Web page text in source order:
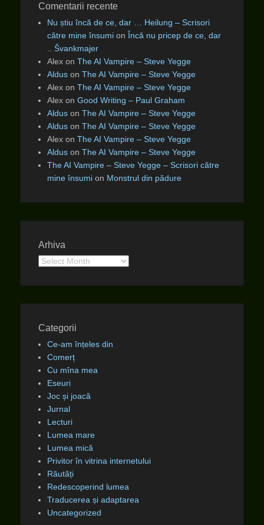
Comentarii recente
Nu știu încă de ce, dar … Heilung – Scrisori
către mine însumi on Încă nu pricep de ce, dar
.. Švankmajer
Alex on The AI Vampire – Steve Yegge
Aldus on The AI Vampire – Steve Yegge
Alex on The AI Vampire – Steve Yegge
Alex on Good Writing – Paul Graham
Aldus on The AI Vampire – Steve Yegge
Aldus on The AI Vampire – Steve Yegge
Alex on The AI Vampire – Steve Yegge
Aldus on The AI Vampire – Steve Yegge
The AI Vampire – Steve Yegge – Scrisori către
mine însumi on Monstrul din pădure
Arhiva
Arhiva
Categorii
Ce-am înțeles din
Comerț
Cu mîna mea
Eseuri
Joc și joacă
Jurnal
Lecturi
Lumea mare
Lumea mică
Privitor în vitrina internetului
Răutăți
Redescoperind lumea
Traducerea și adaptarea
Uncategorized